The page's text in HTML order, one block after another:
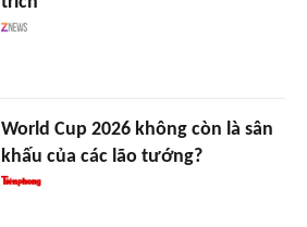
World Cup 2026 không còn là sân
khấu của các lão tướng?